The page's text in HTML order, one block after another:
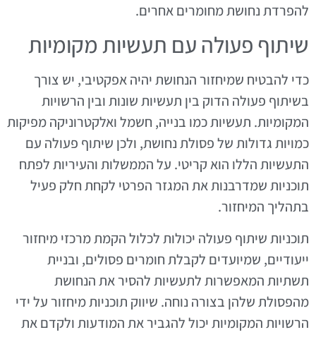
להפרדת נחושת מחומרים אחרים.
שיתוף פעולה עם תעשיות מקומיות
כדי להבטיח שמיחזור הנחושת יהיה אפקטיבי, יש צורך
בשיתוף פעולה הדוק בין תעשיות שונות ובין הרשויות
המקומיות. תעשיות כמו בנייה, חשמל ואלקטרוניקה מפיקות
כמויות גדולות של פסולת נחושת, ולכן שיתוף פעולה עם
התעשיות הללו הוא קריטי. על הממשלות והעיריות לפתח
תוכניות שמדרבנות את המגזר הפרטי לקחת חלק פעיל
בתהליך המיחזור.
תוכניות שיתוף פעולה יכולות לכלול הקמת מרכזי מיחזור
ייעודיים, שמיועדים לקבלת חומרים פסולים, ובניית
תשתיות המאפשרות לתעשיות להסיר את הנחושת
מהפסולת שלהן בצורה נוחה. שיווק תוכניות מיחזור על ידי
הרשויות המקומיות יכול להגביר את המודעות ולקדם את